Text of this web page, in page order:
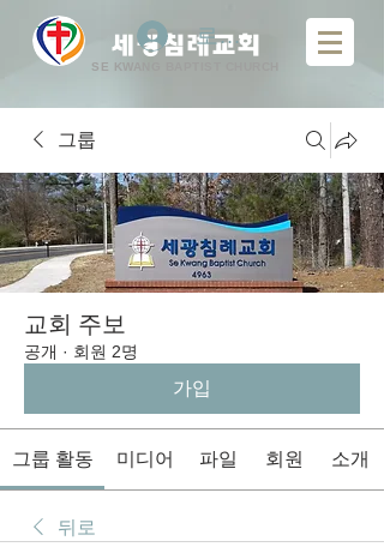
​ 세광침례교회
SE KWANG BAPTIST CHURCH
로그인
그룹
교회 주보
공개 · 회원 2명
가입
그룹 활동 미디어 파일 회원 소개
뒤로